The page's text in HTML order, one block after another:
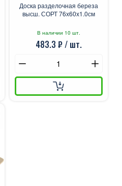
Доска разделочная береза
высш. СОРТ 76х60х1.0см
В наличии 10 шт.
483.3 ₽ / шт.